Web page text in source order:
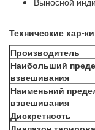
Технические хар-
Производитель
Наибольший
взвешивания
Наименьний
взвешивания
Дискретность